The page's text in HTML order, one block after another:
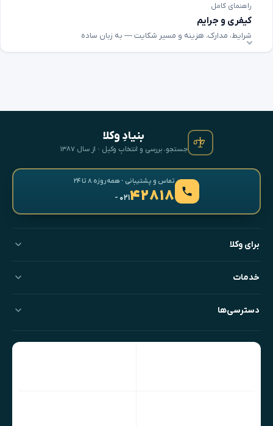
راهنمای کامل
کیفری و جرایم
شرایط، مدارک، هزینه و مسیر شکایت — به زبان ساده
بنیادِ وکلا
جستجو، بررسی و انتخابِ وکیل · از سال ۱۳۸۷
تماس و پشتیبانی · همه‌روزه ۸ تا ۲۴
۴۲۸۱۸- ۰۲۱
برای وکلا
خدمات
دسترسی‌ها